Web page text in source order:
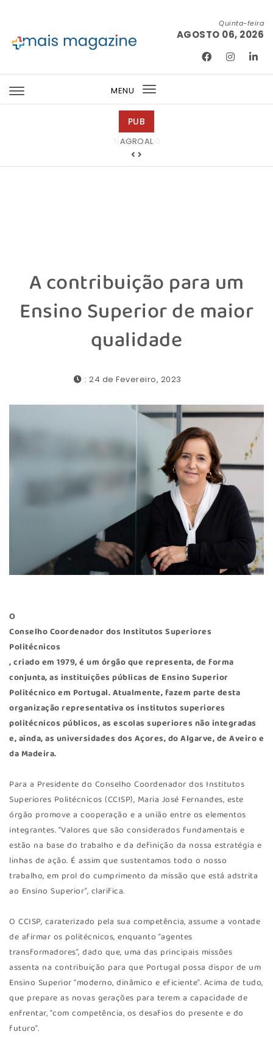
Quinta-feira
AGOSTO 06, 2026
MENU
Toggle
PUB
Tintas 2000
A contribuição para um
Ensino Superior de maior
qualidade
: 24 de Fevereiro, 2023
O
Conselho Coordenador dos Institutos Superiores
Politécnicos
, criado em 1979, é um órgão que representa, de forma
conjunta, as instituições públicas de Ensino Superior
Politécnico em Portugal. Atualmente, fazem parte desta
organização representativa os institutos superiores
politécnicos públicos, as escolas superiores não integradas
e, ainda, as universidades dos Açores, do Algarve, de Aveiro e
da Madeira.
Para a Presidente do Conselho Coordenador dos Institutos
Superiores Politécnicos (CCISP), Maria José Fernandes, este
órgão promove a cooperação e a união entre os elementos
integrantes. “Valores que são considerados fundamentais e
estão na base do trabalho e da definição da nossa estratégia e
linhas de ação. É assim que sustentamos todo o nosso
trabalho, em prol do cumprimento da missão que está adstrita
ao Ensino Superior”, clarifica.
O CCISP, caraterizado pela sua competência, assume a vontade
de afirmar os politécnicos, enquanto “agentes
transformadores”, dado que, uma das principais missões
assenta na contribuição para que Portugal possa dispor de um
Ensino Superior “moderno, dinâmico e eficiente”. Acima de tudo,
que prepare as novas gerações para terem a capacidade de
enfrentar, “com competência, os desafios do presente e do
futuro”.